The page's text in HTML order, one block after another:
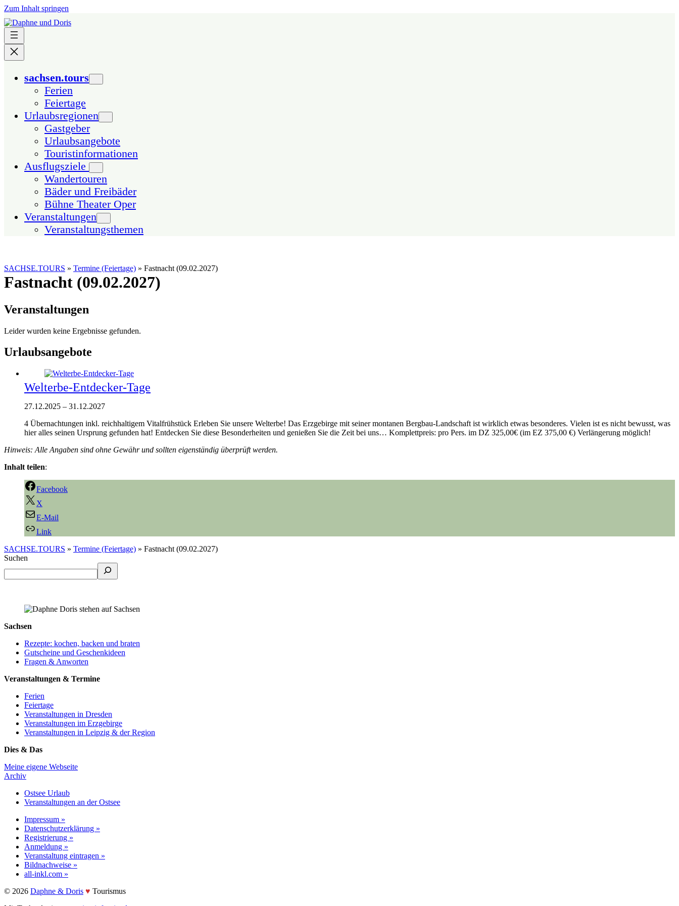
Zum Inhalt springen
sachsen.tours
Ferien
Feiertage
Urlaubsregionen
Gastgeber
Urlaubsangebote
Touristinformationen
Ausflugsziele
Wandertouren
Bäder und Freibäder
Bühne Theater Oper
Veranstaltungen
Veranstaltungsthemen
SACHSE.TOURS » Termine (Feiertage) » Fastnacht (09.02.2027)
Fastnacht (09.02.2027)
Veranstaltungen
Leider wurden keine Ergebnisse gefunden.
Urlaubsangebote
Welterbe-Entdecker-Tage
27.12.2025 – 31.12.2027
4 Übernachtungen inkl. reichhaltigem Vitalfrühstück Erleben Sie unsere Welterbe! Das Erzgebirge mit seiner montanen Bergbau-Landschaft ist wirklich etwas besonderes. Vielen ist es nicht bewusst, was
hier alles seinen Ursprung gefunden hat! Entdecken Sie diese Besonderheiten und genießen Sie die Zeit bei uns… Komplettpreis: pro Pers. im DZ 325,00€ (im EZ 375,00 €) Verlängerung möglich!
Hinweis: Alle Angaben sind ohne Gewähr und sollten eigenständig überprüft werden.
Inhalt teilen:
Facebook
X
E-Mail
Link
SACHSE.TOURS » Termine (Feiertage) » Fastnacht (09.02.2027)
Suchen
Sachsen
Rezepte: kochen, backen und braten
Gutscheine und Geschenkideen
Fragen & Anworten
Veranstaltungen & Termine
Ferien
Feiertage
Veranstaltungen in Dresden
Veranstaltungen im Erzgebirge
Veranstaltungen in Leipzig & der Region
Dies & Das
Meine eigene Webseite
Archiv
Ostsee Urlaub
Veranstaltungen an der Ostsee
Impressum »
Datenschutzerklärung »
Registrierung »
Anmeldung »
Veranstaltung eintragen »
Bildnachweise »
all-inkl.com »
©️ 2026 Daphne & Doris ♥️ Tourismus